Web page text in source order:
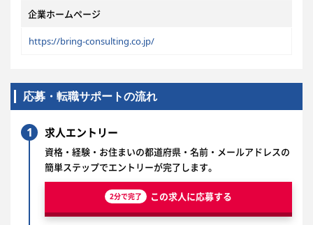
企業ホームページ
https://bring-consulting.co.jp/
応募・転職サポートの流れ
1 求人エントリー
資格・経験・お住まいの都道府県・名前・メールアドレスの
簡単ステップでエントリーが完了します。
2分で完了 この求人に応募する